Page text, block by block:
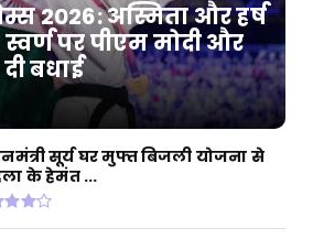
2026: अस्मिता और हर्ष
पर पीएम मोदी और
बधाई
सूर्य घर मुफ्त बिजली योजना से
के हेमंत ...